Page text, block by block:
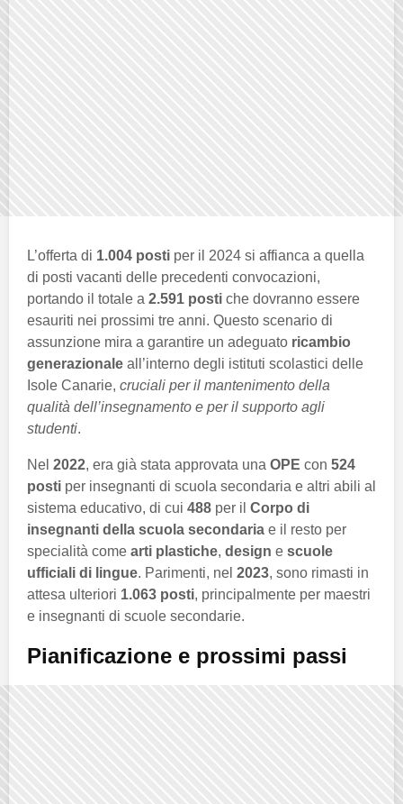
L’offerta di 1.004 posti per il 2024 si affianca a quella
di posti vacanti delle precedenti convocazioni,
portando il totale a 2.591 posti che dovranno essere
esauriti nei prossimi tre anni. Questo scenario di
assunzione mira a garantire un adeguato ricambio
generazionale all’interno degli istituti scolastici delle
Isole Canarie, cruciali per il mantenimento della
qualità dell’insegnamento e per il supporto agli
studenti.
Nel 2022, era già stata approvata una OPE con 524
posti per insegnanti di scuola secondaria e altri abili al
sistema educativo, di cui 488 per il Corpo di
insegnanti della scuola secondaria e il resto per
specialità come arti plastiche, design e scuole
ufficiali di lingue. Parimenti, nel 2023, sono rimasti in
attesa ulteriori 1.063 posti, principalmente per maestri
e insegnanti di scuole secondarie.
Pianificazione e prossimi passi